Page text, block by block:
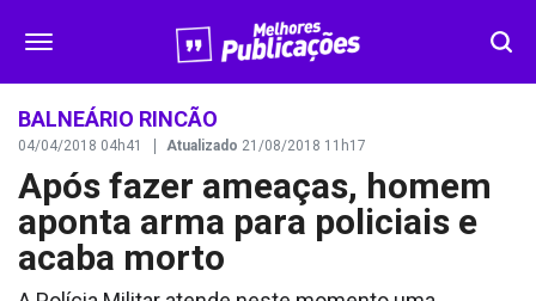
SEGURANÇA
DESTAQUES
VÍDEOS
BALNEÁRIO RINCÃO
04/04/2018 04h41 Atualizado 21/08/2018 11h17
Após fazer ameaças, homem
aponta arma para policiais e
acaba morto